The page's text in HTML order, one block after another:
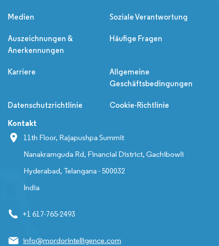
Medien Soziale Verantwortung
Auszeichnungen &
Anerkennungen
Häufige Fragen
Karriere
Allgemeine
Geschäftsbedingungen
Datenschutzrichtlinie Cookie-Richtlinie
Kontakt
11th Floor, Rajapushpa Summit
Nanakramguda Rd, Financial District, Gachibowli
Hyderabad, Telangana - 500032
India
+1 617-765-2493
info@mordorintelligence.com